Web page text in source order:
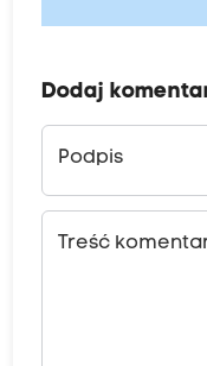
Dodaj
Podpis
Treść